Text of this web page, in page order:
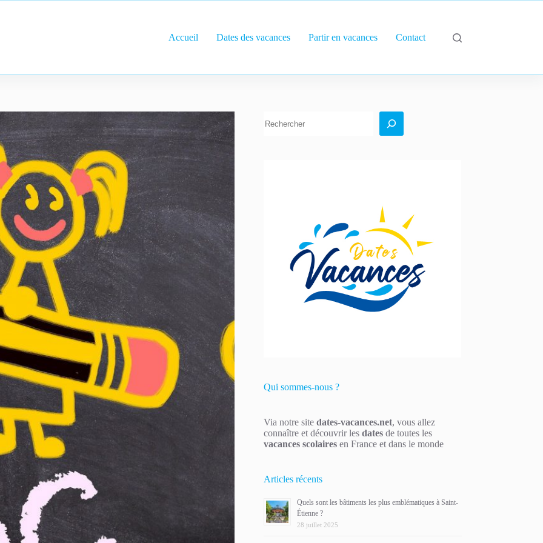
Accueil
Dates des vacances Partir en vacances Contact
Qui sommes-nous ?
Via notre sitedates-vacances.net, vous allez
connaître et découvrir lesdates de toutes les
vacances scolaires en France et dans le monde
Articles récents
Quels sont les bâtiments les plus emblématiques à Saint-
Étienne ?
28 juillet 2025